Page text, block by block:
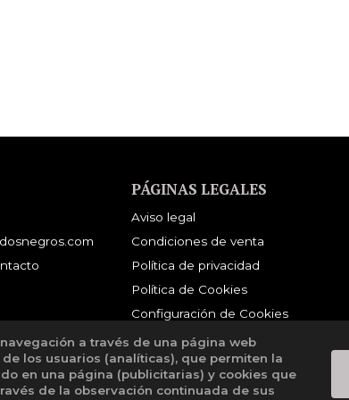
PÁGINAS LEGALES
Aviso legal
Condiciones de venta
Política de privacidad
Política de Cookies
Configuración de Cookies
a través de una página web
los usuarios (analíticas), que permiten la
en una página (publicitarias) y cookies que
de la observación continuada de sus